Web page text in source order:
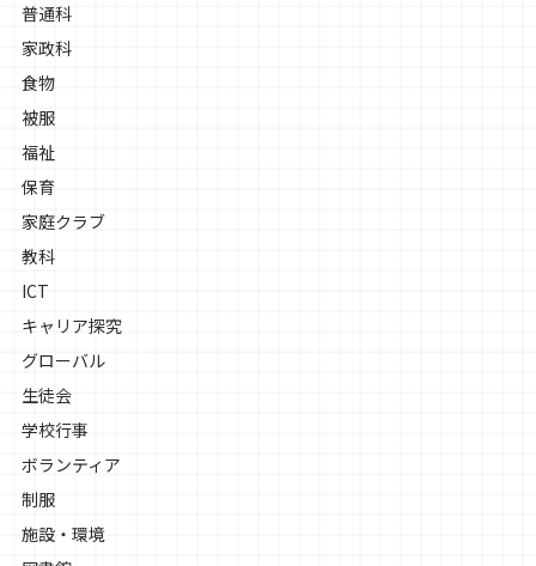
普通科
家政科
食物
被服
福祉
保育
家庭クラブ
教科
ICT
キャリア探究
グローバル
生徒会
学校行事
ボランティア
制服
施設・環境